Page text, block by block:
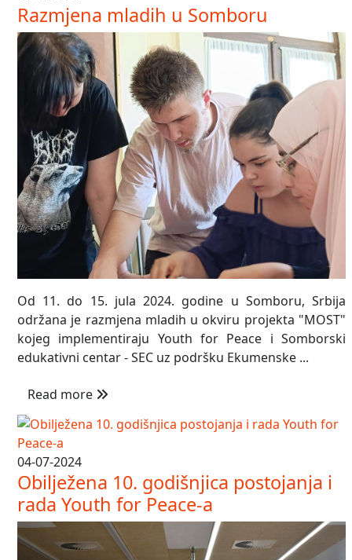
Razmjena mladih u Somboru
Od 11. do 15. jula 2024. godine u Somboru, Srbija
održana je razmjena mladih u okviru projekta "MOST"
kojeg implementiraju Youth for Peace i Somborski
edukativni centar - SEC uz podršku Ekumenske ...
Read more
04-07-2024
Obilježena 10. godišnjica postojanja i
rada Youth for Peace-a